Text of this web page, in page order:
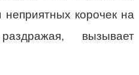
корочек на
вызывает